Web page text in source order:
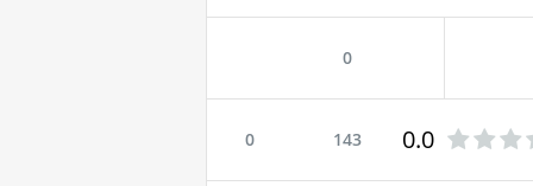
0
0 143 0.0